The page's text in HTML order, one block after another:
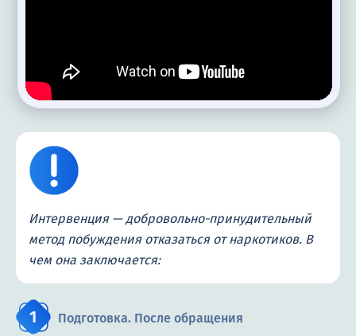
Интервенция — добровольно-принудительный
метод побуждения отказаться от наркотиков. В
чем она заключается:
Подготовка. После обращения